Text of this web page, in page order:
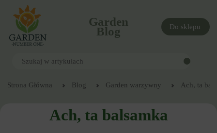
Garden
Blog Do sklepu
Strona Główna Blog Garden warzywny Ach, ta
Ach, ta balsamka